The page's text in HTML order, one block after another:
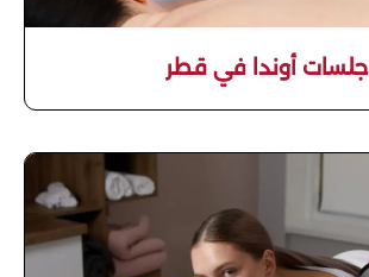
جلسات أوندا في قطر